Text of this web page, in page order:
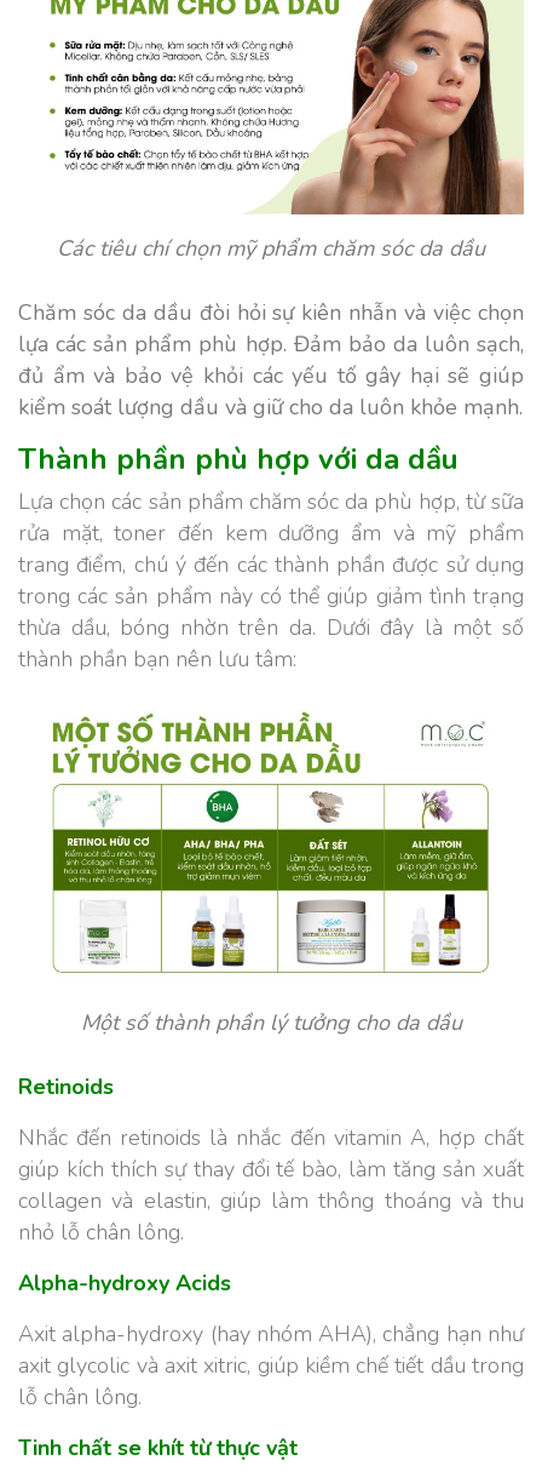
Các tiêu chí chọn mỹ phẩm chăm sóc da dầu
Chăm sóc da dầu đòi hỏi sự kiên nhẫn và việc chọn
lựa các sản phẩm phù hợp. Đảm bảo da luôn sạch,
đủ ẩm và bảo vệ khỏi các yếu tố gây hại sẽ giúp
kiểm soát lượng dầu và giữ cho da luôn khỏe mạnh.
Thành phần phù hợp với da dầu
Lựa chọn các sản phẩm chăm sóc da phù hợp, từ sữa
rửa mặt, toner đến kem dưỡng ẩm và mỹ phẩm
trang điểm, chú ý đến các thành phần được sử dụng
trong các sản phẩm này có thể giúp giảm tình trạng
thừa dầu, bóng nhờn trên da. Dưới đây là một số
thành phần bạn nên lưu tâm:
Một số thành phần lý tưởng cho da dầu
Retinoids
Nhắc đến retinoids là nhắc đến vitamin A, hợp chất
giúp kích thích sự thay đổi tế bào, làm tăng sản xuất
collagen và elastin, giúp làm thông thoáng và thu
nhỏ lỗ chân lông.
Alpha-hydroxy Acids
Axit alpha-hydroxy (hay nhóm AHA), chẳng hạn như
axit glycolic và axit xitric, giúp kiềm chế tiết dầu trong
lỗ chân lông.
Tinh chất se khít từ thực vật